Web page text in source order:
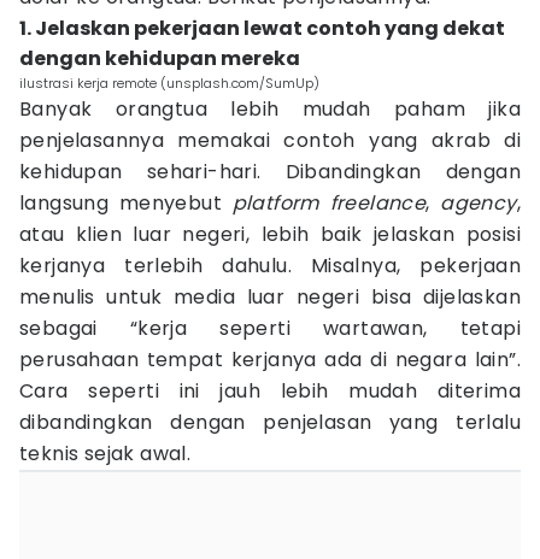
1. Jelaskan pekerjaan lewat contoh yang dekat
dengan kehidupan mereka
ilustrasi kerja remote (unsplash.com/SumUp)
Banyak orangtua lebih mudah paham jika
penjelasannya memakai contoh yang akrab di
kehidupan sehari-hari. Dibandingkan dengan
langsung menyebut platform freelance, agency,
atau klien luar negeri, lebih baik jelaskan posisi
kerjanya terlebih dahulu. Misalnya, pekerjaan
menulis untuk media luar negeri bisa dijelaskan
sebagai “kerja seperti wartawan, tetapi
perusahaan tempat kerjanya ada di negara lain”.
Cara seperti ini jauh lebih mudah diterima
dibandingkan dengan penjelasan yang terlalu
teknis sejak awal.